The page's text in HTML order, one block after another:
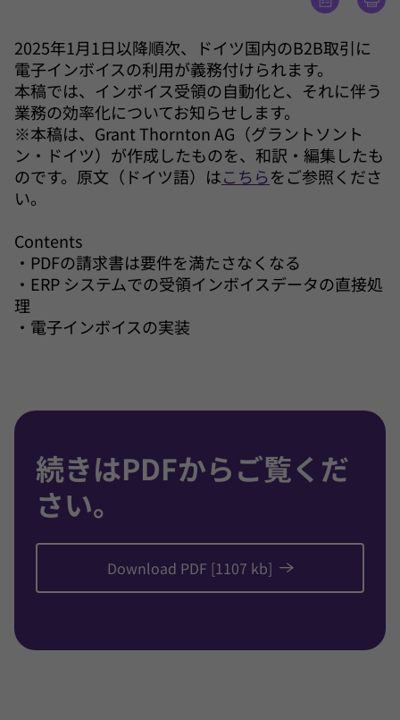
2025年1月1日以降順次、ドイツ国内のB2B取引に
電子インボイスの利用が義務付けられます。
本稿では、インボイス受領の自動化と、それに伴う
業務の効率化についてお知らせします。
※本稿は、Grant Thornton AG（グラントソント
ン・ドイツ）が作成したものを、和訳・編集したも
のです。原文（ドイツ語）はこちらをご参照くださ
い。
Contents
・PDFの請求書は要件を満たさなくなる
・ERP システムでの受領インボイスデータの直接処
理
・電子インボイスの実装
続きはPDFからご覧くだ
さい。
Download PDF [1107 kb]